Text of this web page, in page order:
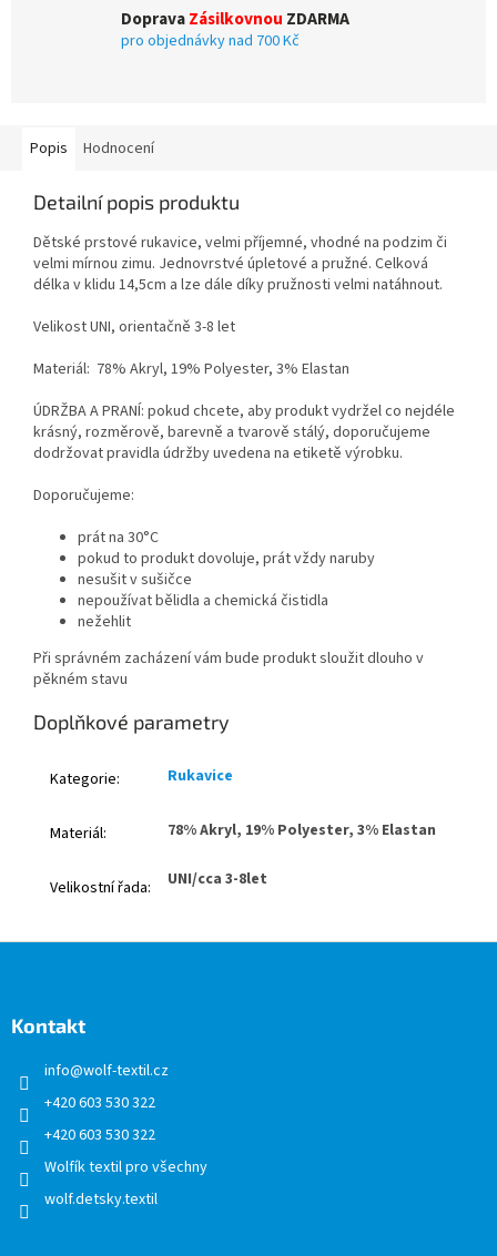
DopravaZásilkovnou ZDARMA
pro objednávky nad 700 Kč
Popis Hodnocení
Detailní popis produktu
Dětské prstové rukavice, velmi příjemné, vhodné na podzim či
velmi mírnou zimu. Jednovrstvé úpletové a pružné. Celková
délka v klidu 14,5cm a lze dále díky pružnosti velmi natáhnout.
Velikost UNI, orientačně 3-8 let
Materiál: 78% Akryl, 19% Polyester, 3% Elastan
ÚDRŽBA A PRANÍ: pokud chcete, aby produkt vydržel co nejdéle
krásný, rozměrově, barevně a tvarově stálý, doporučujeme
dodržovat pravidla údržby uvedena na etiketě výrobku.
Doporučujeme:
prát na 30°C
pokud to produkt dovoluje, prát vždy naruby
nesušit v sušičce
nepoužívat bělidla a chemická čistidla
nežehlit
Při správném zacházení vám bude produkt sloužit dlouho v
pěkném stavu
Doplňkové parametry
Kategorie: Rukavice
Materiál: 78% Akryl, 19% Polyester, 3% Elastan
Velikostní řada: UNI/cca 3-8let
Kontakt
info@wolf-textil.cz
+420 603 530 322
+420 603 530 322
Wolfík textil pro všechny
wolf.detsky.textil